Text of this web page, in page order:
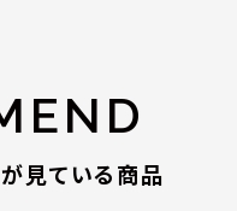
見ている商品